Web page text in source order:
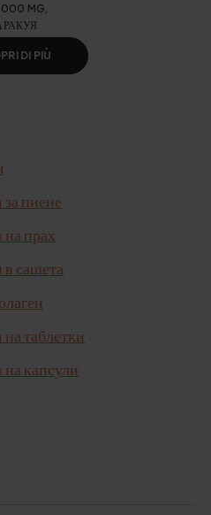
MG,
DI PIÙ
за пиене
на прах
в сашета
на таблетки
на капсули